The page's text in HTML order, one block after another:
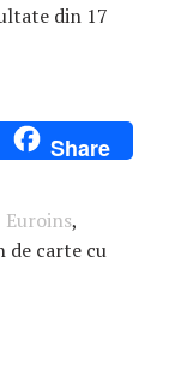
din 17
Share
Euroins,
de carte cu